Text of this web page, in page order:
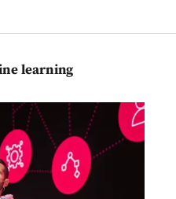
learning